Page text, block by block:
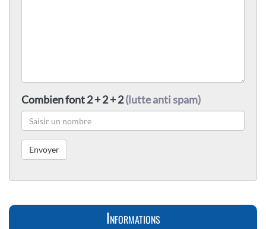
Combien font 2 + 2 + 2(lutte anti spam)
Informations